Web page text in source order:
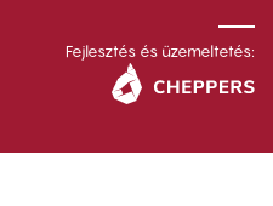
Fejlesztés és üzemeltetés: